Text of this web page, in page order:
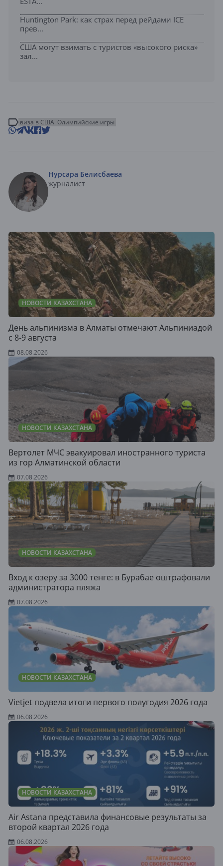
Huntington Park: как страх перед рейдами ICE
прев...
США могут взимать с туристов «высокого риска»
зал...
виза в США Олимпийские игры
Нурсара Белисбаева
журналист
НОВОСТИ КАЗАХСТАНА
День альпинизма в Алматы отмечают Альпиниадой
с 8-9 августа
08.08.2026
НОВОСТИ КАЗАХСТАНА
Вертолет МЧС эвакуировал иностранного туриста
из гор Алматинской области
07.08.2026
НОВОСТИ КАЗАХСТАНА
Вход к озеру за 3000 тенге: в Бурабае оштрафовали
администратора пляжа
07.08.2026
НОВОСТИ КАЗАХСТАНА
Vietjet подвела итоги первого полугодия 2026 года
06.08.2026
НОВОСТИ КАЗАХСТАНА
Air Astana представила финансовые результаты за
второй квартал 2026 года
06.08.2026